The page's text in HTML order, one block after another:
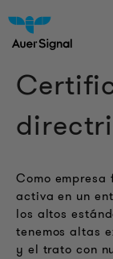
Como
activa en un
los altos
tenemos altas
y el trato con